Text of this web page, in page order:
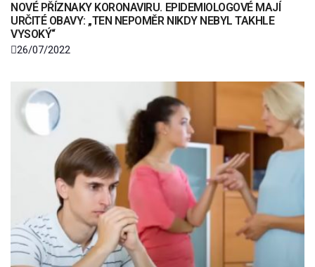
NOVÉ PŘÍZNAKY KORONAVIRU. EPIDEMIOLOGOVÉ MAJÍ
URČITÉ OBAVY: „TEN NEPOMĚR NIKDY NEBYL TAKHLE
VYSOKÝ“
26/07/2022